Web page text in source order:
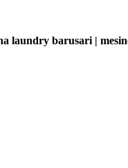
laundry barusari |